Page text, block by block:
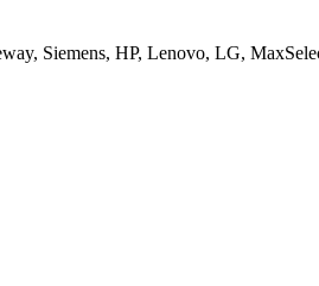
Siemens, HP, Lenovo, LG,